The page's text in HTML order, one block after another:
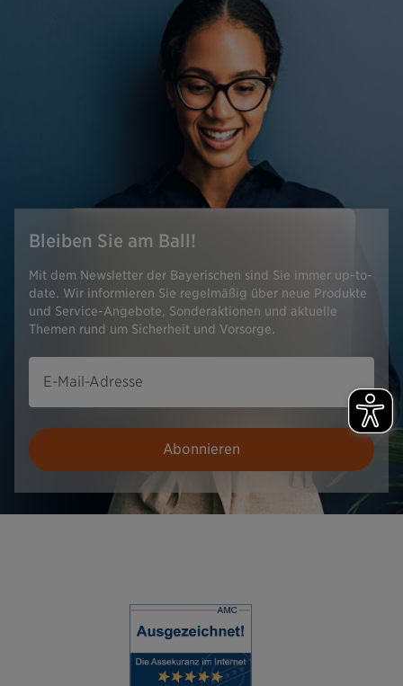
Bleiben Sie am Ball!
Mit dem Newsletter der Bayerischen sind Sie immer up-to-
date. Wir informieren Sie regelmäßig über neue Produkte
und Service-Angebote, Sonderaktionen und aktuelle
Themen rund um Sicherheit und Vorsorge.
E-Mail-Adresse
Abonnieren